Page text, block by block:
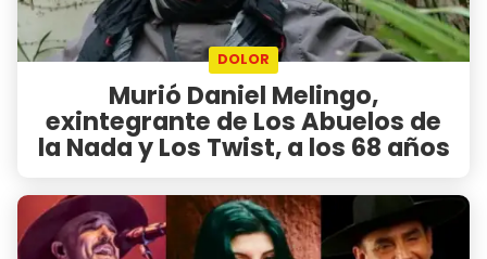
DOLOR
Murió Daniel Melingo,
exintegrante de Los Abuelos de
la Nada y Los Twist, a los 68 años